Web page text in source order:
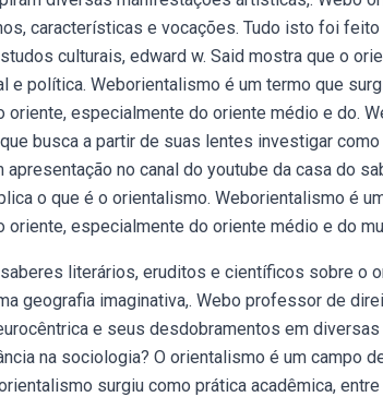
características e vocações. Tudo isto foi
culturais, edward w. Said mostra que o
e política. Weborientalismo é um termo que
oriente, especialmente do oriente médio e do.
busca a partir de suas lentes investigar
no canal do youtube da casa do
o que é o orientalismo. Weborientalismo é
especialmente do oriente médio e do
literários, eruditos e científicos sobre o
geografia imaginativa,. Webo professor de
e seus desdobramentos em
na sociologia? O orientalismo é um campo
surgiu como prática acadêmica,